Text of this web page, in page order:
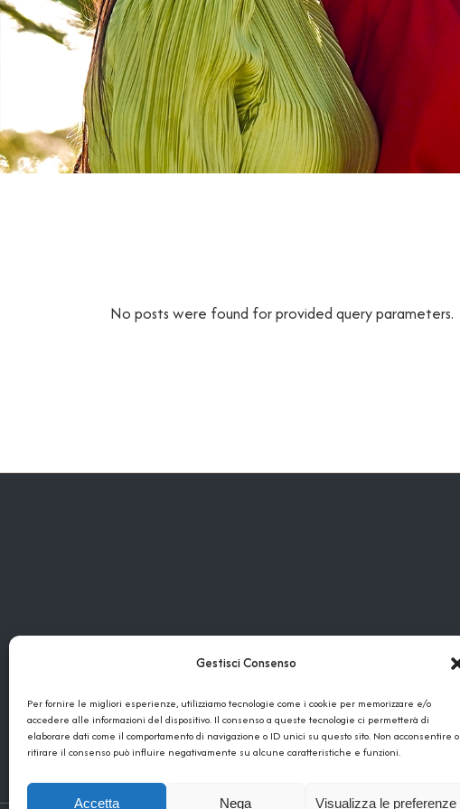
Gestisci Consenso
Per fornire le migliori esperienze, utilizziamo tecnologie come i cookie per memorizzare e/o
accedere alle informazioni del dispositivo. Il consenso a queste tecnologie ci permetterà di
elaborare dati come il comportamento di navigazione o ID unici su questo sito. Non acconsentire o
ritirare il consenso può influire negativamente su alcune caratteristiche e funzioni.
Accetta Nega Visualizza le preferenze
No posts were found for provided query parameters.
DONNADICOPPE SRL
Viale Nunzio Nasi, 109 – 91024 Gibellina (TP)